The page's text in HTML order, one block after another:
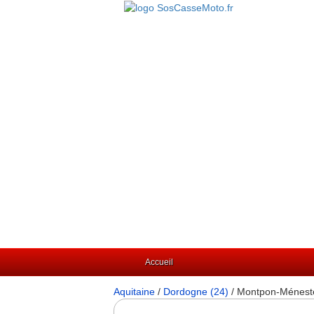
Accueil
Aquitaine / Dordogne (24) / Montpon-